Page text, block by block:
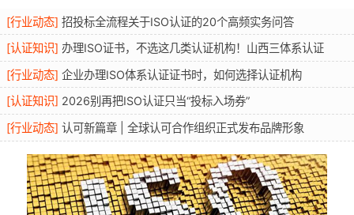
[行业动态] 招投标全流程关于ISO认证的20个高频实务问答
[认证知识] 办理ISO证书，不选这几类认证机构！山西三体系认证
[行业动态] 企业办理ISO体系认证证书时，如何选择认证机构
[认证知识] 2026别再把ISO认证只当“投标入场券”
[行业动态] 认可新篇章 | 全球认可合作组织正式发布品牌形象